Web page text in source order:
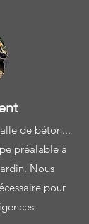
de béton...
préalable à
Nous
pour